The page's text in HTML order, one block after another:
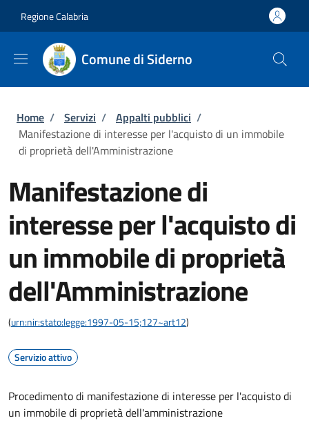
Regione Calabria
Comune di Siderno
Briciole di pane
Home / Servizi / Appalti pubblici /
Manifestazione di interesse per l'acquisto di un immobile
di proprietà dell'Amministrazione
Manifestazione di
interesse per l'acquisto di
un immobile di proprietà
dell'Amministrazione
(urn:nir:stato:legge:1997-05-15;127~art12)
Servizio attivo
Procedimento di manifestazione di interesse per l'acquisto di
un immobile di proprietà dell'amministrazione